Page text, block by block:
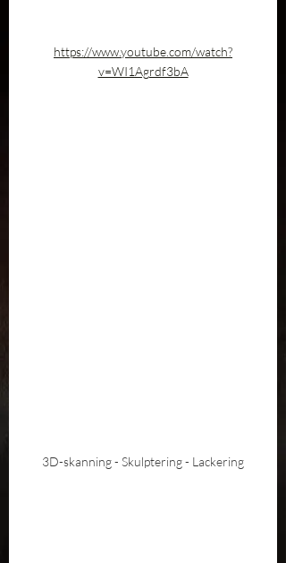
https://www.youtube.com/watch?
v=WI1Agrdf3bA
3D-skanning - Skulptering - Lackering